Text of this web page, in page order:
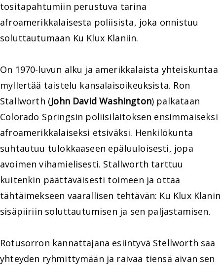
tositapahtumiin perustuva tarina
afroamerikkalaisesta poliisista, joka onnistuu
soluttautumaan Ku Klux Klaniin.
On 1970-luvun alku ja amerikkalaista yhteiskuntaa
myllertää taistelu kansalaisoikeuksista. Ron
Stallworth (John David Washington) palkataan
Colorado Springsin poliisilaitoksen ensimmäiseksi
afroamerikkalaiseksi etsiväksi. Henkilökunta
suhtautuu tulokkaaseen epäluuloisesti, jopa
avoimen vihamielisesti. Stallworth tarttuu
kuitenkin päättäväisesti toimeen ja ottaa
tähtäimekseen vaarallisen tehtävän: Ku Klux Klanin
sisäpiiriin soluttautumisen ja sen paljastamisen.
Rotusorron kannattajana esiintyvä Stellworth saa
yhteyden ryhmittymään ja raivaa tiensä aivan sen